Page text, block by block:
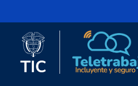
Logo del Ministerio TIC